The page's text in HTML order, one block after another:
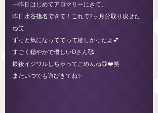
一昨日はじめてアロマリーにきて、
昨日水谷指名できて！これで2ヶ月分取り戻せた
ね笑
ずっと気になっててって嬉しかったよ💕
すごく穏やかで優しいOさん🥰
最後イジワルしちゃってごめんね😋❤️笑
またいつでも遊びきてね✨